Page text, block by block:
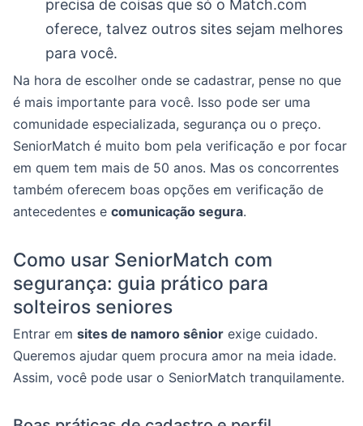
precisa de coisas que só o Match.com
oferece, talvez outros sites sejam melhores
para você.
Na hora de escolher onde se cadastrar, pense no que
é mais importante para você. Isso pode ser uma
comunidade especializada, segurança ou o preço.
SeniorMatch é muito bom pela verificação e por focar
em quem tem mais de 50 anos. Mas os concorrentes
também oferecem boas opções em verificação de
antecedentes e comunicação segura.
Como usar SeniorMatch com
segurança: guia prático para
solteiros seniores
Entrar em sites de namoro sênior exige cuidado.
Queremos ajudar quem procura amor na meia idade.
Assim, você pode usar o SeniorMatch tranquilamente.